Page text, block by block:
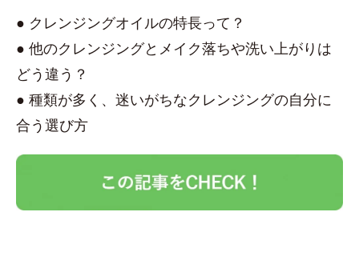
● クレンジングオイルの特長って？
● 他のクレンジングとメイク落ちや洗い上がりは
どう違う？
● 種類が多く、迷いがちなクレンジングの自分に
合う選び方